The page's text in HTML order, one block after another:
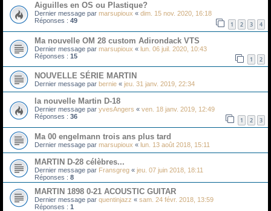
Aiguilles en OS ou Plastique?
Dernier message par marsupioux « dim. 15 nov. 2020, 16:18
Réponses : 49 1 2 3 4
Ma nouvelle OM 28 custom Adirondack VTS
Dernier message par marsupioux « lun. 06 juil. 2020, 10:43
Réponses : 15 1 2
NOUVELLE SÉRIE MARTIN
Dernier message par bernie « jeu. 31 janv. 2019, 22:34
la nouvelle Martin D-18
Dernier message par yvesAngers « ven. 18 janv. 2019, 12:49
Réponses : 36 1 2 3
Ma 00 engelmann trois ans plus tard
Dernier message par marsupioux « lun. 13 août 2018, 15:11
MARTIN D-28 célèbres...
Dernier message par Fransgreg « jeu. 07 juin 2018, 18:11
Réponses : 8
MARTIN 1898 0-21 ACOUSTIC GUITAR
Dernier message par quentinjazz « sam. 24 févr. 2018, 13:59
Réponses : 1